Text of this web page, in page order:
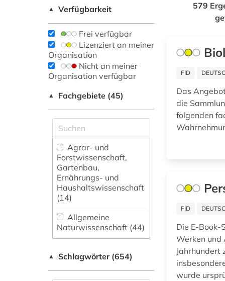
▲ Verfügbarkeit
Frei verfügbar
Lizenziert an meiner
Organisation
Nicht an meiner
Organisation verfügbar
▲ Fachgebiete (45)
Agrar- und
Forstwissenschaft,
Gartenbau,
Ernährungs- und
Haushaltswissenschaft
(14)
Allgemeine
Naturwissenschaft (44)
fachübergreifende
▲ Schlagwörter (654)
579
FID
Das
die
folgenden
FID
Die E-Book-
Werken und
Jahrhundert
wurde